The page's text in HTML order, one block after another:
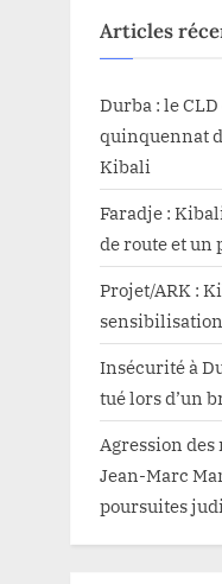
Articles
Durba : le
quinquennat
Kibali
Faradje :
de route et un
Projet/ARK :
Insécurité à
tué lors d’un
Agression des
Jean-Marc
poursuites